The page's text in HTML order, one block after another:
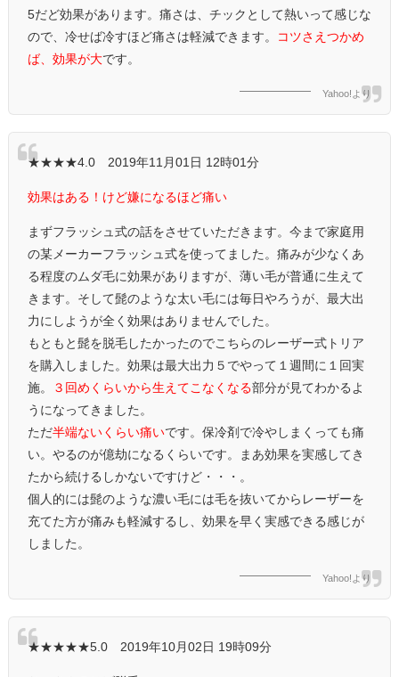
5だど効果があります。痛さは、チックとして熱いって感じな
ので、冷せば冷すほど痛さは軽減できます。
コツさえつかめ
ば、効果が大です。
Yahoo!より
★★★★4.0 2019年11月01日 12時01分
効果はある！けど嫌になるほど痛い
まずフラッシュ式の話をさせていただきます。今まで家庭用
の某メーカーフラッシュ式を使ってました。痛みが少なくあ
る程度のムダ毛に効果がありますが、薄い毛が普通に生えて
きます。そして髭のような太い毛には毎日やろうが、最大出
力にしようが全く効果はありませんでした。
もともと髭を脱毛したかったのでこちらのレーザー式トリア
を購入しました。効果は最大出力５でやって１週間に１回実
施。
３回めくらいから生えてこなくなる部分が見てわかるよ
うになってきました。
ただ半端ないくらい痛いです。保冷剤で冷やしまくっても痛
い。やるのが億劫になるくらいです。まあ効果を実感してき
たから続けるしかないですけど・・・。
個人的には髭のような濃い毛には毛を抜いてからレーザーを
充てた方が痛みも軽減するし、効果を早く実感できる感じが
しました。
Yahoo!より
★★★★★5.0 2019年10月02日 19時09分